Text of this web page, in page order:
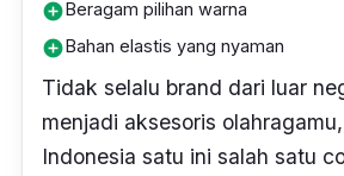
add_circleBeragam pilihan warna
add_circleBahan elastis yang nyaman
Tidak selalu brand dari luar
menjadi aksesoris
Indonesia satu ini salah satu